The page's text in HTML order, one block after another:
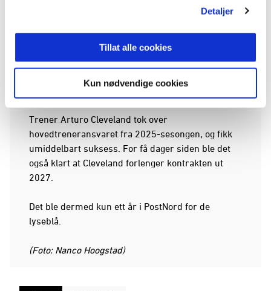
Detaljer
Tillat alle cookies
Kun nødvendige cookies
Bedre gikk det da Arendal kom på besøk noen
dager senere. Kampen endte til slutt med et ekte
målkalas og 4-1 til Sandnes Ulf. Dermed kunne
champagnen sprettes på Øster Hus Arena i runde
seks uavgjort og fire tap.
Trener Arturo Cleveland tok over
hovedtreneransvaret fra 2025-sesongen, og fikk
umiddelbart suksess. For få dager siden ble det
også klart at Cleveland forlenger kontrakten ut
2027.
Det ble dermed kun ett år i PostNord for de
lyseblå.
(Foto: Nanco Hoogstad)